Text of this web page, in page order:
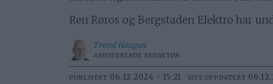
Ren Røros og Bergstaden Elektro har
Trond Haugan
ASSISTERENDE REDAKTØR
PUBLISERT 06.12.2024 - 15:21 SIST OPPDATERT